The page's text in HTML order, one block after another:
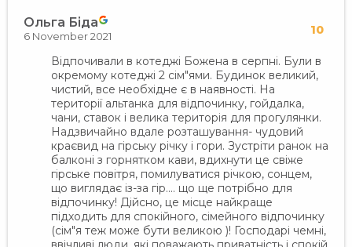
Ольга Біда 10
6 November 2021
Відпочивали в котеджі Божена в серпні. Були в
окремому котеджі 2 сім"ями. Будинок великий,
чистий, все необхідне є в наявності. На
території альтанка для відпочинку, гойдалка,
чани, ставок і велика територія для прогулянки.
Надзвичайно вдале розташування- чудовий
краєвид на гірську річку і гори. Зустріти ранок на
балконі з горнятком кави, вдихнути це свіже
гірське повітря, помилуватися річкою, сонцем,
що виглядає із-за гір.... що ще потрібно для
відпочинку! Дійсно, це місце найкраще
підходить для спокійного, сімейного відпочинку
(сім"я теж може бути великою )! Господарі чемні,